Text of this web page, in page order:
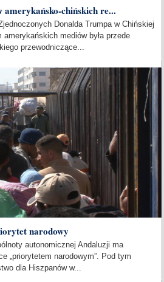
chińskich re...
Donalda Trumpa w Chińskiej
amerykańskich mediów była przede
przewodniczące...
narodowy
autonomicznej Andaluzji ma
„priorytetem narodowym”. Pod tym
dla Hiszpanów w...